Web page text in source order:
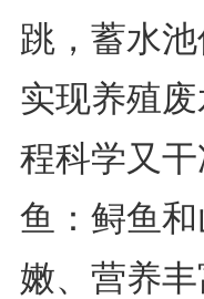
跳，蓄水
实现养殖
程科学又
鱼：鲟鱼
嫩、营养